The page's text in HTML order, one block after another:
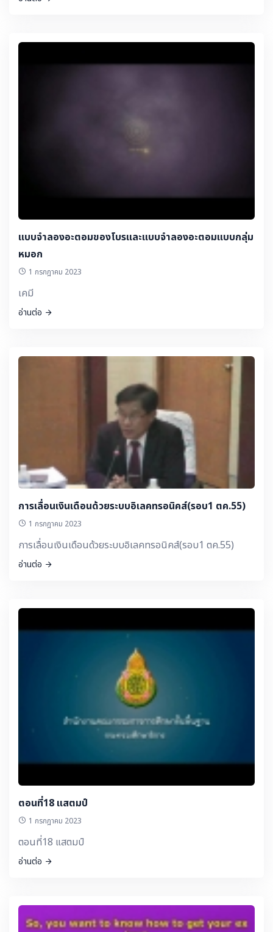
แบบจำลองอะตอมของโบรและแบบจำลองอะตอมแบบกลุ่ม
หมอก
1 กรกฎาคม 2023
เคมี
อ่านต่อ
การเลื่อนเงินเดือนด้วยระบบอิเลคทรอนิคส์(รอบ1 ตค.55)
1 กรกฎาคม 2023
การเลื่อนเงินเดือนด้วยระบบอิเลคทรอนิคส์(รอบ1 ตค.55)
อ่านต่อ
ตอนที่18 แสตมป์
1 กรกฎาคม 2023
ตอนที่18 แสตมป์
อ่านต่อ